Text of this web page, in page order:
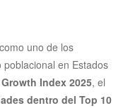
uno de los
en Estados
Index 2025, el
dentro del Top 10